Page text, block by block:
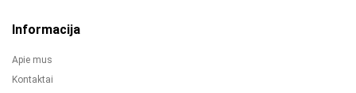
Informacija
Apie mus
Kontaktai